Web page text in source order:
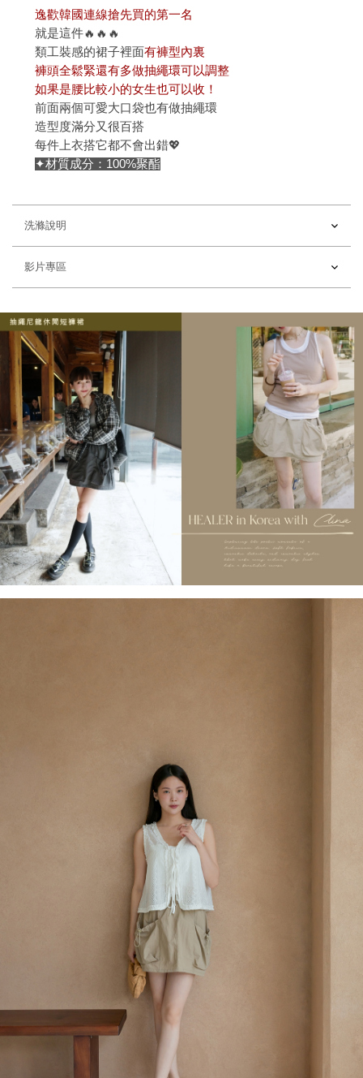
逸歡韓國連線搶先買的第一名
就是這件🔥🔥🔥
類工裝感的裙子裡面有褲型內裏
褲頭全鬆緊還有多做抽繩環可以調整
如果是腰比較小的女生也可以收！
前面兩個可愛大口袋也有做抽繩環
造型度滿分又很百搭
每件上衣搭它都不會出錯💖
✦材質成分：100%聚酯
洗滌說明
影片專區